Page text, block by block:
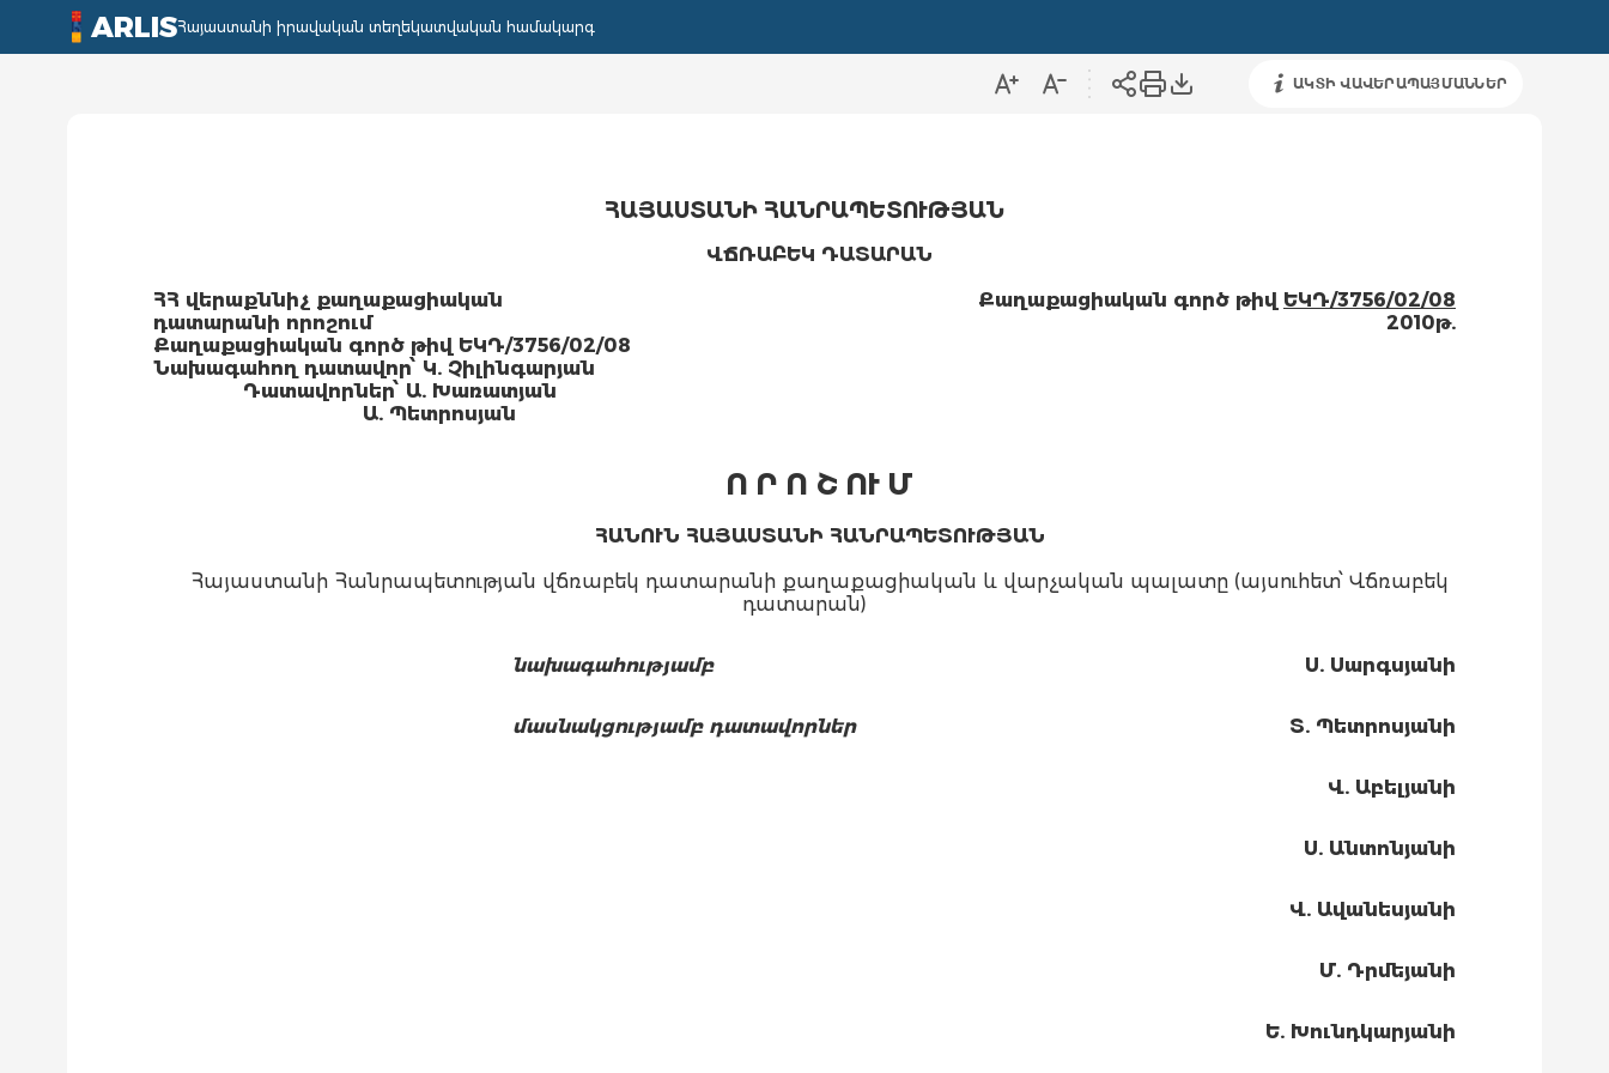
ARLISՀայաստանի իրավական տեղեկատվական համակարգ
ԱԿՏԻ ՎԱՎԵՐԱՊԱՅՄԱՆՆԵՐ
ՀԱՅԱՍՏԱՆԻ ՀԱՆՐԱՊԵՏՈՒԹՅԱՆ
ՎՃՌԱԲԵԿ ԴԱՏԱՐԱՆ
ՀՀ վերաքննիչ քաղաքացիական
դատարանի որոշում
Քաղաքացիական գործ թիվ ԵԿԴ/3756/02/08
Քաղաքացիական գործ թիվ ԵԿԴ/3756/02/08
2010թ.
Նախագահող դատավոր՝ Կ. Չիլինգարյան
Դատավորներ՝ Ա. Խառատյան
Ա. Պետրոսյան
Ո Ր Ո Շ ՈՒ Մ
ՀԱՆՈՒՆ ՀԱՅԱՍՏԱՆԻ ՀԱՆՐԱՊԵՏՈՒԹՅԱՆ
Հայաստանի Հանրապետության վճռաբեկ դատարանի քաղաքացիական և վարչական պալատը (այսուհետ՝ Վճռաբեկ
դատարան)
նախագահությամբ Ս. Սարգսյանի
մասնակցությամբ դատավորներ Տ. Պետրոսյանի
Վ. Աբելյանի
Ս. Անտոնյանի
Վ. Ավանեսյանի
Մ. Դրմեյանի
Ե. Խունդկարյանի